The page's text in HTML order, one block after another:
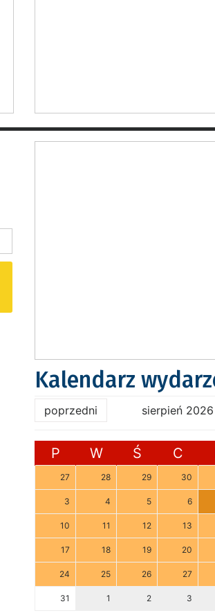
Kalendarz
poprzedni sierpień 2026
P W Ś C
27 28 29 30
3 4 5 6
10 11 12 13
17 18 19 20
24 25 26 27
31 1 2 3